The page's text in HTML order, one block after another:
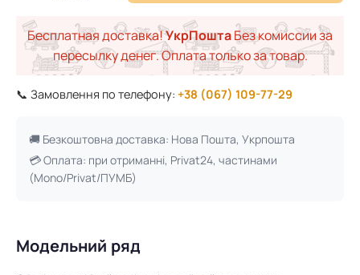
Бесплатная доставка!УкрПоштаБез комиссии за
пересылку денег. Оплата только за товар.
📞 Замовлення по телефону: +38 (067) 109-77-29
🚚 Безкоштовна доставка: Нова Пошта, Укрпошта
💳 Оплата: при отриманні, Privat24, частинами
(Mono/Privat/ПУМБ)
Модельний ряд